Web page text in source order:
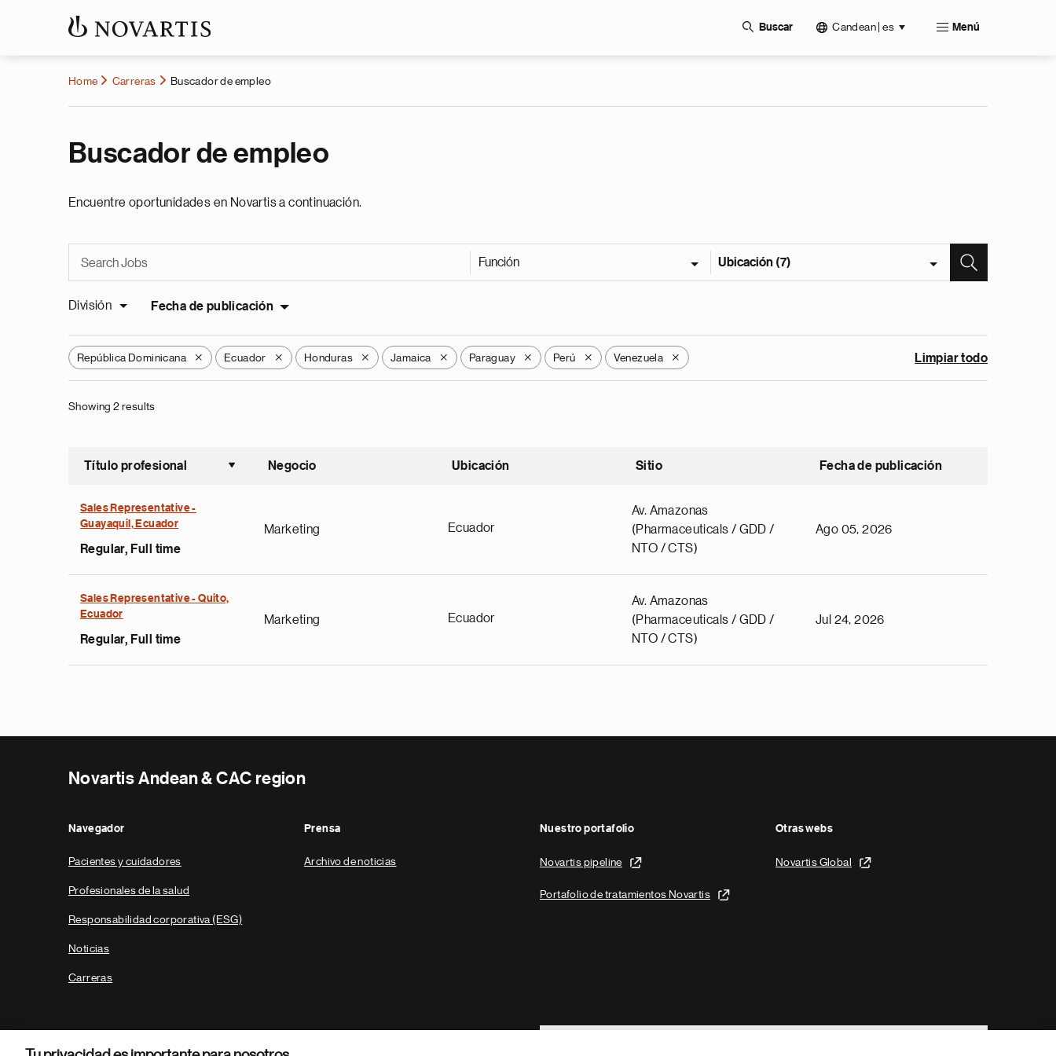
Buscar Candean | es Menú
Home Carreras Buscador de empleo
Buscador de empleo
Encuentre oportunidades en Novartis a continuación.
Función Ubicación (7)
División Fecha de publicación
República Dominicana X Ecuador X Honduras X Jamaica X Paraguay X Perú X Venezuela X Limpiar todo
Showing 2 results
Título profesional
Ordenar ascendente
Negocio Ubicación Sitio Fecha de publicación
Sales Representative -
Guayaquil, Ecuador
Regular, Full time
Marketing Ecuador
Av. Amazonas
(Pharmaceuticals / GDD /
NTO / CTS)
Ago 05, 2026
Sales Representative - Quito,
Ecuador
Regular, Full time
Marketing Ecuador
Av. Amazonas
(Pharmaceuticals / GDD /
NTO / CTS)
Jul 24, 2026
Novartis Andean & CAC region
Navegador
Pacientes y cuidadores
Profesionales de la salud
Responsabilidad corporativa (ESG)
Noticias
Carreras
Prensa
Archivo de noticias
Nuestro portafolio
Novartis pipeline
Portafolio de tratamientos Novartis
Otras webs
Novartis Global
Footer Site Search